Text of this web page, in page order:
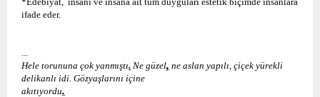
ifade eder.
...
Hele torununa çok yanmıştı. Ne güzel, ne aslan yapılı, çiçek yürekli
delikanlı idi. Gözyaşlarını içine
akıtıyordu.